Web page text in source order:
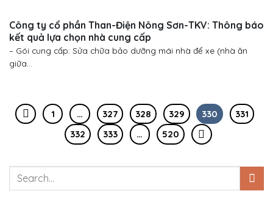
Công ty cổ phần Than-Điện Nông Sơn-TKV: Thông báo
kết quả lựa chọn nhà cung cấp
– Gói cung cấp: Sửa chữa bảo dưỡng mái nhà để xe (nhà ăn
giữa...
1 … 327 328 329 330
331
332
333 … 520